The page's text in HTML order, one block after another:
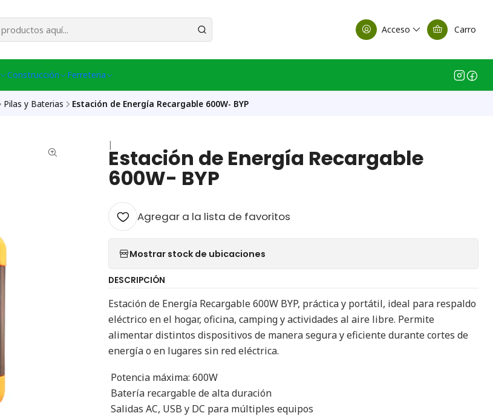
Acceso Carro
Construcción Ferreteria
Pilas y Baterias Estación de Energía Recargable 600W- BYP
|
Estación de Energía Recargable
600W- BYP
Agregar a la lista de favoritos
Mostrar stock de ubicaciones
DESCRIPCIÓN
Estación de Energía Recargable 600W BYP, práctica y portátil, ideal para respaldo
eléctrico en el hogar, oficina, camping y actividades al aire libre. Permite
alimentar distintos dispositivos de manera segura y eficiente durante cortes de
energía o en lugares sin red eléctrica.
Potencia máxima: 600W
Batería recargable de alta duración
Salidas AC, USB y DC para múltiples equipos